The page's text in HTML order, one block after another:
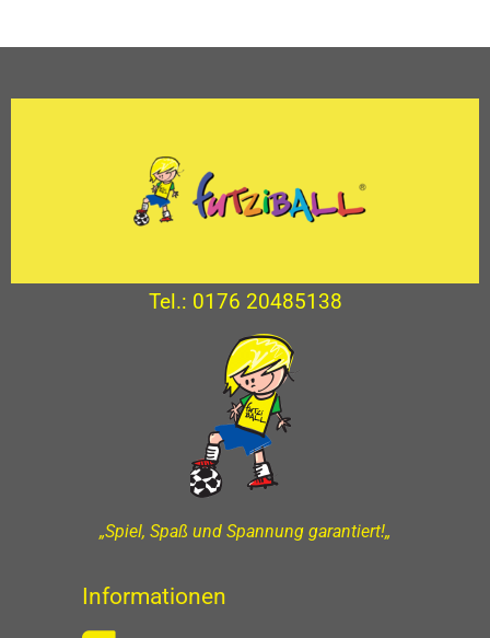
Tel.: 0176 20485138
„Spiel, Spaß und Spannung garantiert!„
Informationen